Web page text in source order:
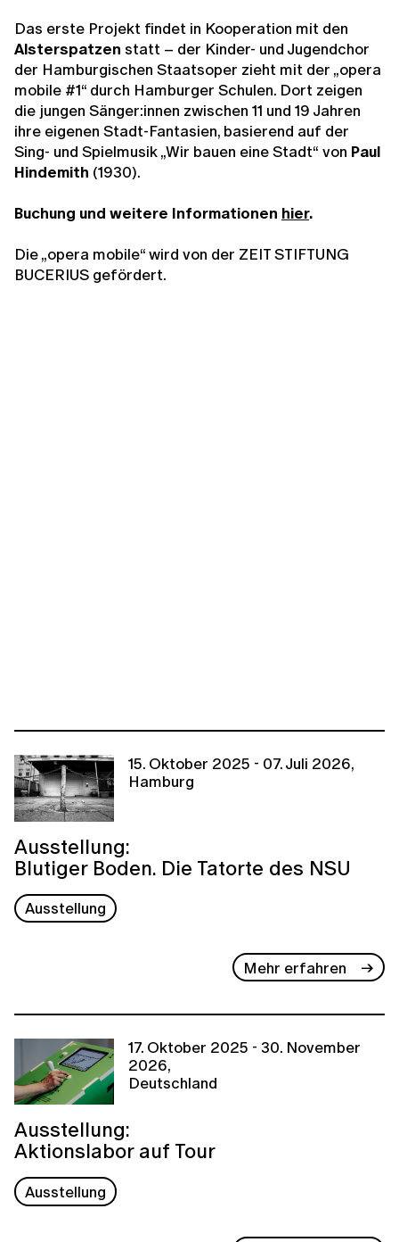
Das erste Projekt findet in Kooperation mit den
Alsterspatzen statt – der Kinder- und Jugendchor
der Hamburgischen Staatsoper zieht mit der „opera
mobile #1“ durch Hamburger Schulen. Dort zeigen
die jungen Sänger:innen zwischen 11 und 19 Jahren
ihre eigenen Stadt-Fantasien, basierend auf der
Sing- und Spielmusik „Wir bauen eine Stadt“ von Paul
Hindemith (1930).
Buchung und weitere Informationen hier.
Die „opera mobile“ wird von der ZEIT STIFTUNG
BUCERIUS gefördert.
15. Oktober 2025 - 07. Juli 2026,
Hamburg
Ausstellung:
Blutiger Boden. Die Tatorte des NSU
Ausstellung
Mehr erfahren
17. Oktober 2025 - 30. November
2026,
Deutschland
Ausstellung:
Aktionslabor auf Tour
Ausstellung